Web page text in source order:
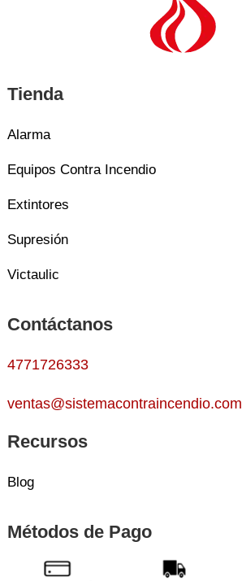
Tienda
Alarma
Equipos Contra Incendio
Extintores
Supresión
Victaulic
Contáctanos
4771726333
ventas@sistemacontraincendio.com
Recursos
Blog
Métodos de Pago